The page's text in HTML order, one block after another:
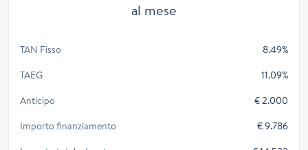
al mese
TAN Fisso
8.49%
TAEG
11.09%
Anticipo
€ 2.000
Importo finanziamento
€ 9.786